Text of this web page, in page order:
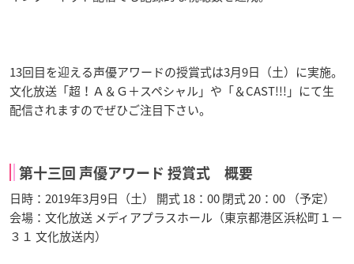
13回目を迎える声優アワードの授賞式は3月9日（土）に実施。
文化放送「超！Ａ＆Ｇ＋スペシャル」や「＆CAST!!!」にて生
配信されますのでぜひご注目下さい。
第十三回 声優アワード 授賞式 概要
日時：2019年3月9日（土） 開式 18：00 閉式 20：00 （予定）
会場：文化放送 メディアプラスホール（東京都港区浜松町１－
３１ 文化放送内）